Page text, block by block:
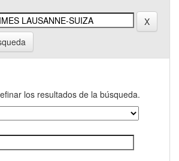
los resultados de la búsqueda.